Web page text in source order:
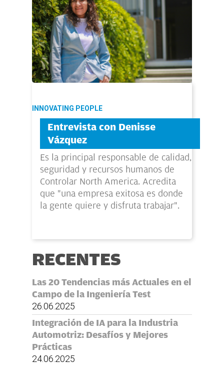
INNOVATING PEOPLE
Entrevista con Denisse
Vázquez
Es la principal responsable de calidad,
seguridad y recursos humanos de
Controlar North America. Acredita
que "una empresa exitosa es donde
la gente quiere y disfruta trabajar".
RECENTES
Las 20 Tendencias más Actuales en el
Campo de la Ingeniería Test
26.06.2025
Integración de IA para la Industria
Automotriz: Desafíos y Mejores
Prácticas
24.06.2025